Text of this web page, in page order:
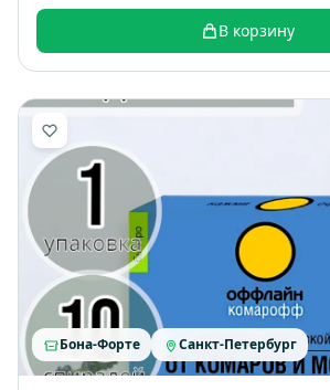
В корзину
Бона-Форте Санкт-Петербург